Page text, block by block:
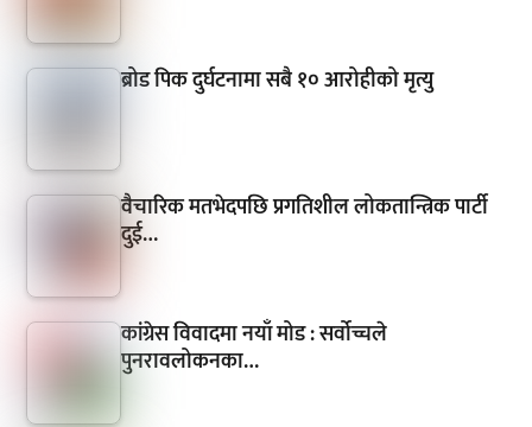
ब्रोड पिक दुर्घटनामा सबै १० आरोहीको मृत्यु
वैचारिक मतभेदपछि प्रगतिशील लोकतान्त्रिक पार्टी
दुई…
कांग्रेस विवादमा नयाँ मोड : सर्वोच्चले
पुनरावलोकनका…